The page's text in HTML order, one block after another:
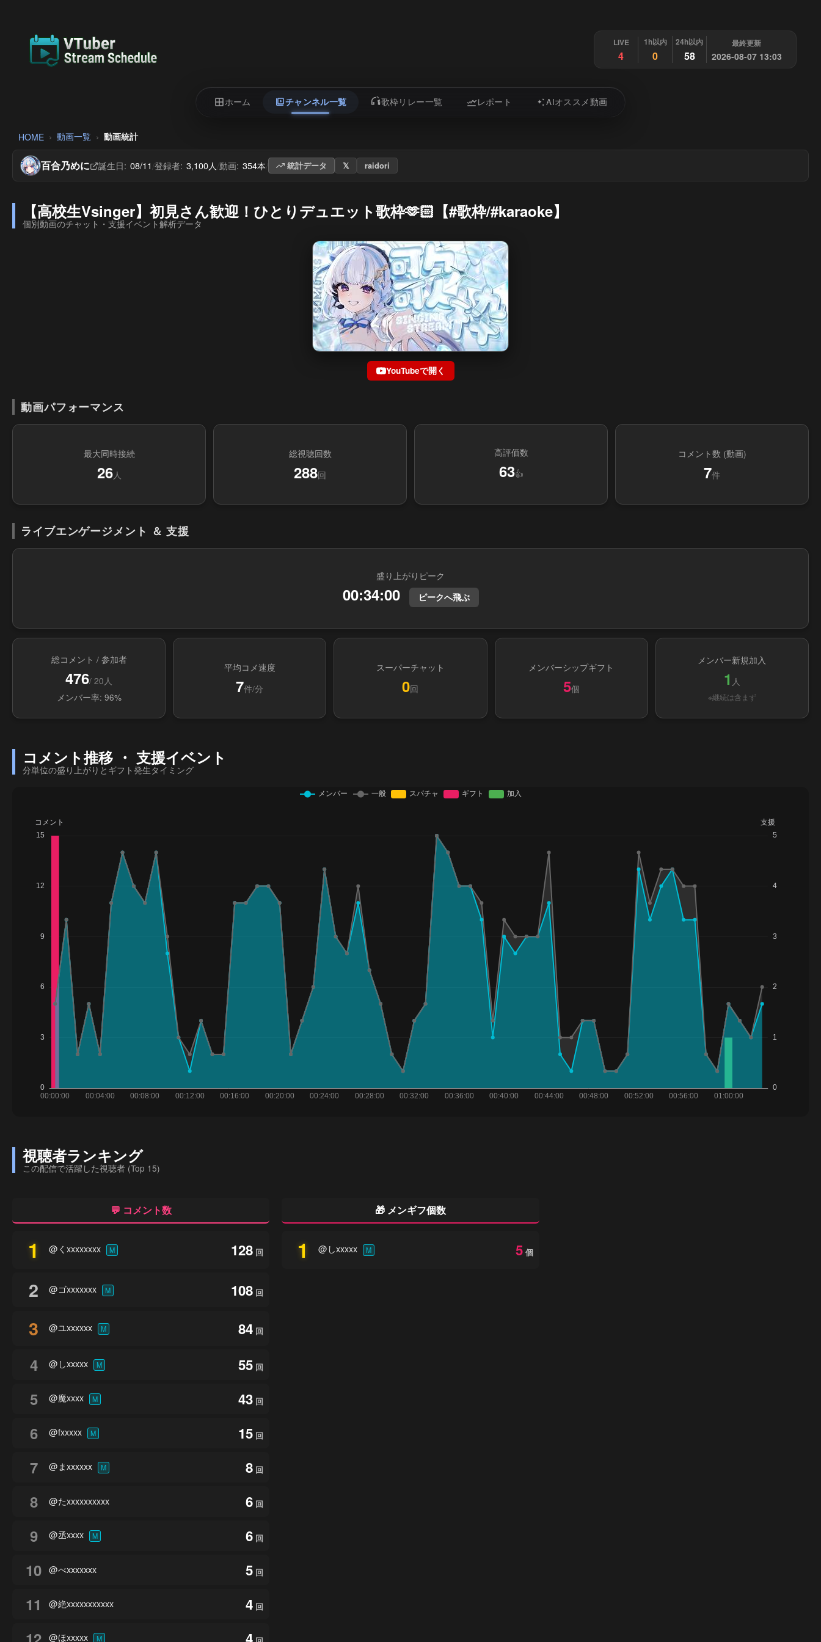
LIVE
4
1h以内
0
24h以内
58
最終更新
2026-08-07 13:03
ホーム チャンネル一覧 歌枠リレー一覧 レポート AIオススメ動画
HOME 動画一覧 動画統計
百合乃めに 誕生日: 08/11/登録者: 3,100人/動画: 354本/ 統計データ 𝕏 raidori
【高校生Vsinger】初見さん歓迎！ひとりデュエット歌枠🫶🏻【#歌枠/#karaoke】
個別動画のチャット・支援イベント解析データ
YouTubeで開く
動画パフォーマンス
最大同時接続
26人
総視聴回数
288回
高評価数
63👍
コメント数 (動画)
7件
ライブエンゲージメント ＆ 支援
盛り上がりピーク
00:34:00 ピークへ飛ぶ
総コメント / 参加者
476/ 20人
メンバー率: 96%
平均コメ速度
7件/分
スーパーチャット
0回
メンバーシップギフト
5個
メンバー新規加入
1 人
※継続は含まず
コメント推移 ・ 支援イベント
分単位の盛り上がりとギフト発生タイミング
視聴者ランキング
この配信で活躍した視聴者 (Top 15)
💬 コメント数
1 @くxxxxxxxx M 128 回
2 @ゴxxxxxxx M 108 回
3 @ユxxxxxx M 84 回
4 @しxxxxx M 55 回
5 @魔xxxx M 43 回
6 @fxxxxx M 15 回
7 @まxxxxxx M 8 回
8 @たxxxxxxxxxx 6 回
9 @丞xxxx M 6 回
10 @べxxxxxxx 5 回
11 @絶xxxxxxxxxxx 4 回
@ほxxxxx M
🎁 メンギフ個数
1 @しxxxxx M 5 個